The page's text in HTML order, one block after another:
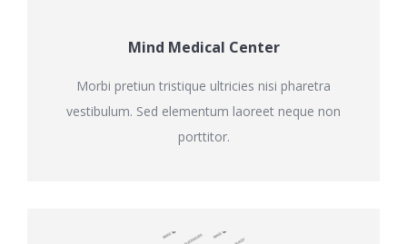
Mind Medical Center
Morbi pretiun tristique ultricies nisi pharetra
vestibulum. Sed elementum laoreet neque non
porttitor.